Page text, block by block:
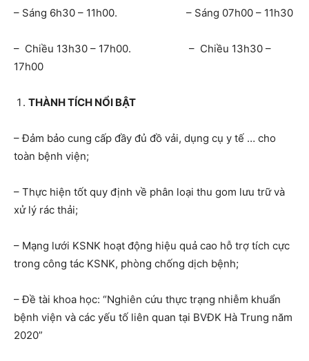
– Sáng 6h30 – 11h00. – Sáng 07h00 – 11h30
– Chiều 13h30 – 17h00. – Chiều 13h30 –
17h00
THÀNH TÍCH NỔI BẬT
– Đảm bảo cung cấp đầy đủ đồ vải, dụng cụ y tế … cho
toàn bệnh viện;
– Thực hiện tốt quy định về phân loại thu gom lưu trữ và
xử lý rác thải;
– Mạng lưới KSNK hoạt động hiệu quả cao hỗ trợ tích cực
trong công tác KSNK, phòng chống dịch bệnh;
– Đề tài khoa học: “Nghiên cứu thực trạng nhiễm khuẩn
bệnh viện và các yếu tố liên quan tại BVĐK Hà Trung năm
2020”